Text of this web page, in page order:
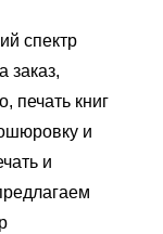
спектр
заказ,
печать книг
и
и